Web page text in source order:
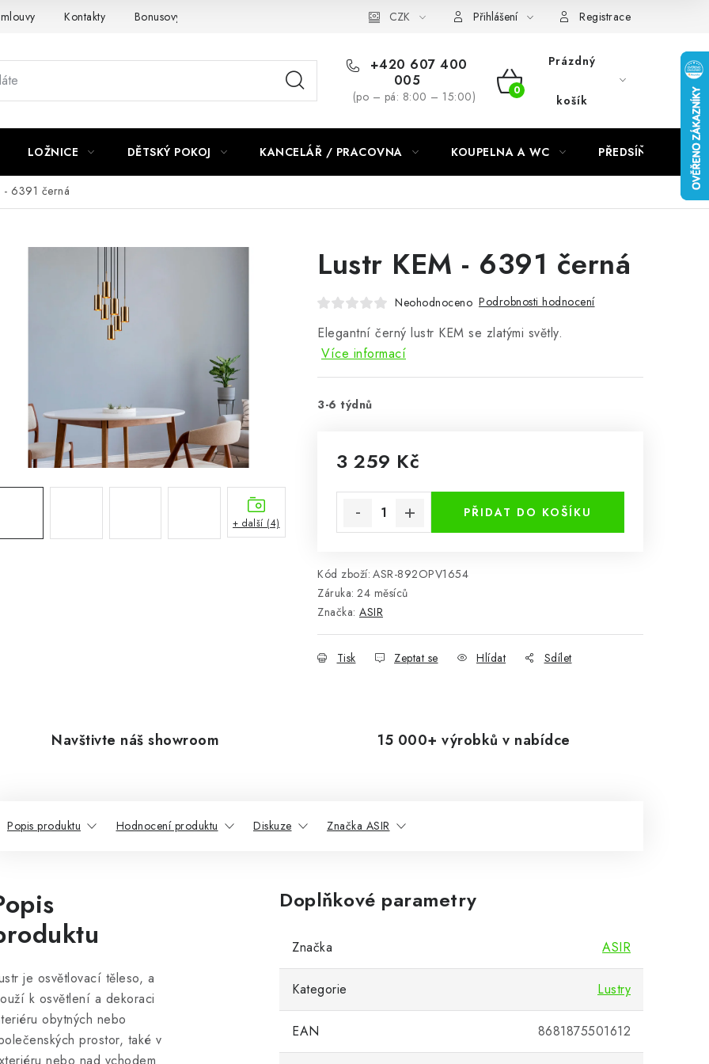
Kontakty Bonusový program NBM+ CZK Přihlášení Registrace
+420 607 400
005
(po – pá: 8:00 – 15:00)
NÁKUPNÍ
Prázdný
košík
LOŽNICE DĚTSKÝ POKOJ KANCELÁŘ / PRACOVNA KOUPELNA A WC PŘEDSÍŇ
- 6391 černá
Lustr KEM - 6391 černá
Neohodnoceno Podrobnosti hodnocení
Elegantní černý lustr KEM se zlatými světly.
Více informací
3-6 týdnů
3 259 Kč
PŘIDAT DO KOŠÍKU
Kód zboží: ASR-892OPV1654
Záruka: 24 měsíců
Značka: ASIR
Tisk Zeptat se Hlídat Sdílet
+ další (4)
Navštivte náš showroom 15 000+ výrobků v nabídce
Popis produktu Hodnocení produktu Diskuze Značka ASIR
je osvětlovací těleso, a
k osvětlení a dekoraci
obytných nebo
prostor, také v
Doplňkové parametry
Značka ASIR
Kategorie Lustry
EAN 8681875501612